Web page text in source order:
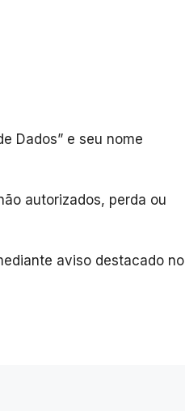
Dados” e seu nome
autorizados, perda ou
aviso destacado no